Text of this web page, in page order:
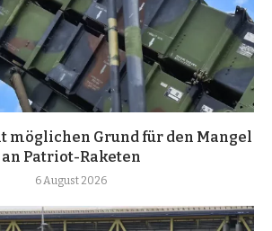
möglichen Grund für den Mangel
an Patriot-Raketen
6 August 2026